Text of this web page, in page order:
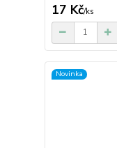
17 Kč/ks
Novinka